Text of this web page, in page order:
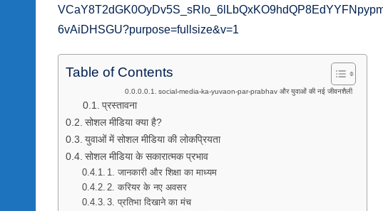
Table of Contents
social-media-ka-yuvaon-par-prabhav और युवाओं की नई जीवनशैली
प्रस्तावना
सोशल मीडिया क्या है?
युवाओं में सोशल मीडिया की लोकप्रियता
सोशल मीडिया के सकारात्मक प्रभाव
1. जानकारी और शिक्षा का माध्यम
2. करियर के नए अवसर
3. प्रतिभा दिखाने का मंच